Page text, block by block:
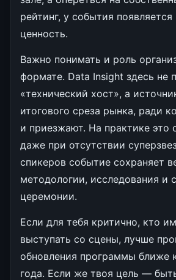
рейтинг, у события появляется
ценность.
Важно понимать и роль
формате. Data Insight здесь не
«технический хост», а
итогового среза рынка, ради
и приезжают. На практике это
даже при отсутствии
спикеров событие сохраняет
методологии, исследования и
церемонии.
Если для тебя критично, кто
выступать со сцены, лучше
обновления программы ближе
года. Если же твоя цель —